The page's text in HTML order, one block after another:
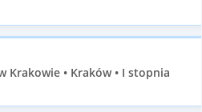
Krakowie • Kraków • I stopnia